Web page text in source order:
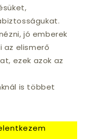
jó emberek
az elismerő
ezek azok az
is többet